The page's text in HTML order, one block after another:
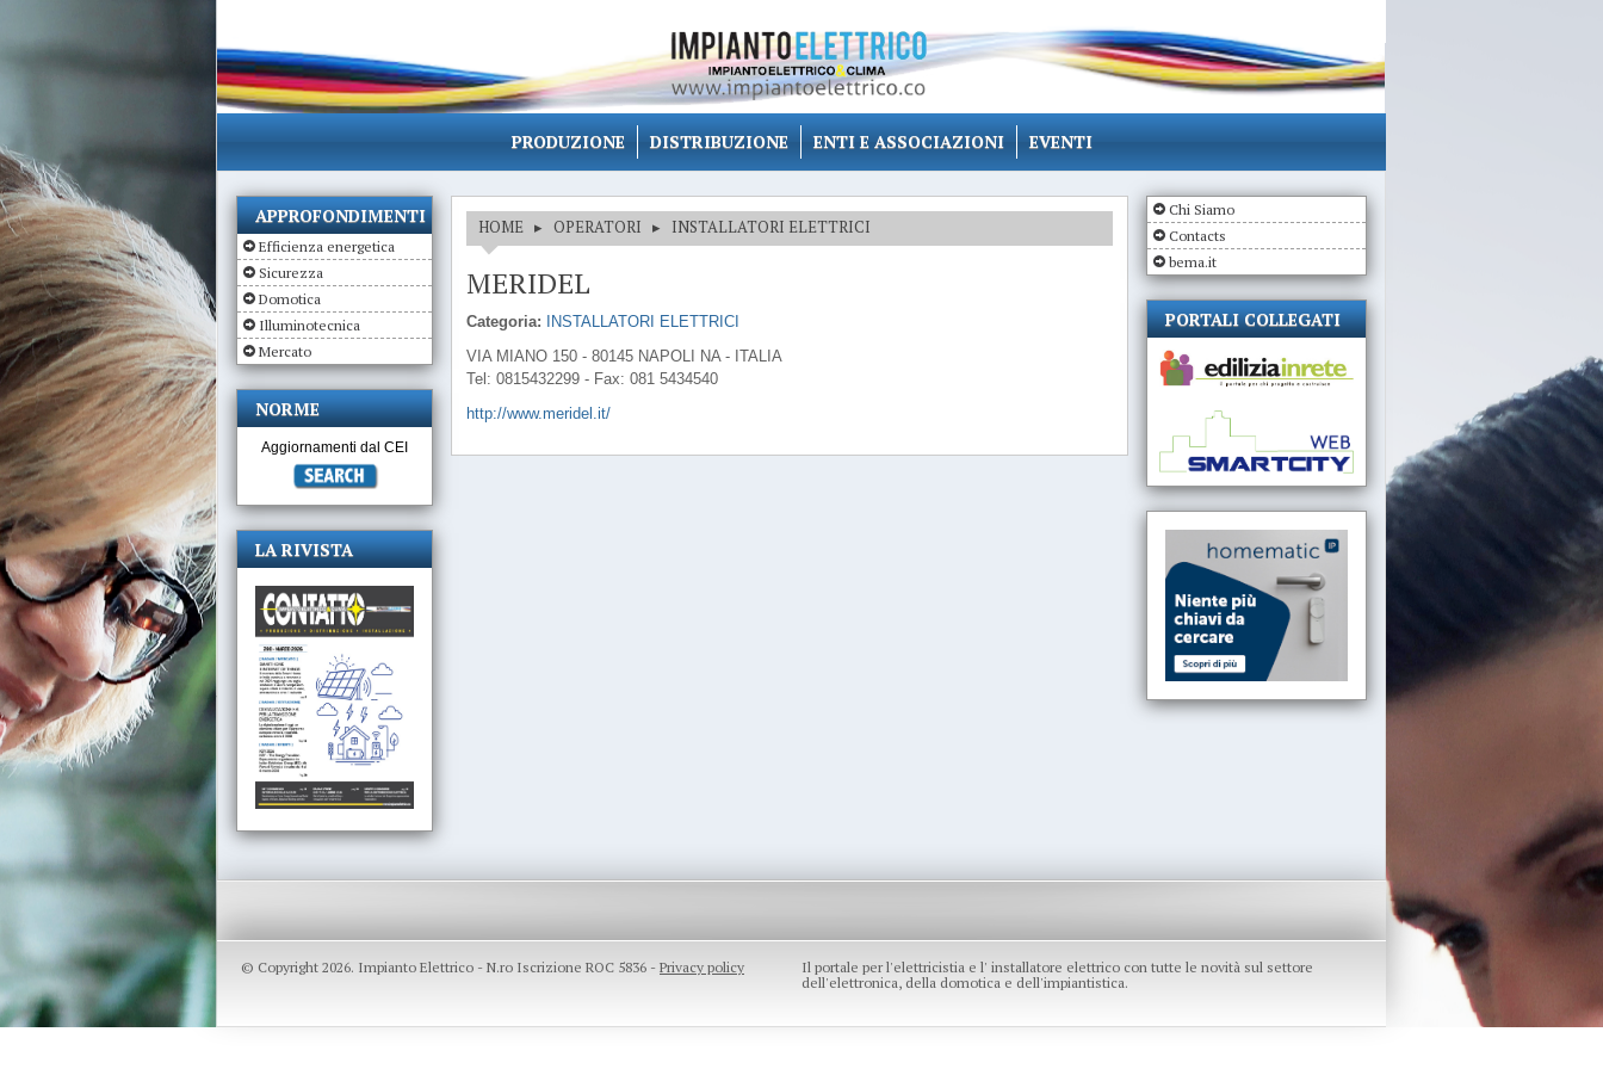
PRODUZIONE DISTRIBUZIONE ENTI E ASSOCIAZIONI EVENTI
HOME ▸OPERATORI ▸ INSTALLATORI ELETTRICI
MERIDEL
Categoria:
INSTALLATORI ELETTRICI
VIA MIANO 150 - 80145 NAPOLI NA - ITALIA
Tel: 0815432299 - Fax: 081 5434540
http://www.meridel.it/
APPROFONDIMENTI
Efficienza energetica
Sicurezza
Domotica
Illuminotecnica
Mercato
NORME
Aggiornamenti dal CEI
LA RIVISTA
Chi Siamo
Contacts
bema.it
PORTALI COLLEGATI
© Copyright 2026. Impianto Elettrico - N.ro Iscrizione ROC 5836 - Privacy policy
Il portale per l'elettricistia e l' installatore elettrico con tutte le novità sul settore
dell'elettronica, della domotica e dell'impiantistica.